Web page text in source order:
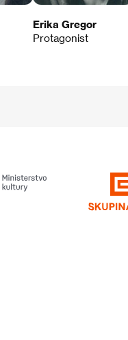
Erika Gregor
Protagonist